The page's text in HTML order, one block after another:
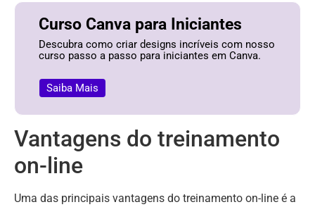
Curso Canva para Iniciantes
Descubra como criar designs incríveis com nosso
curso passo a passo para iniciantes em Canva.
Saiba Mais
Vantagens do treinamento
on-line
Uma das principais vantagens do treinamento on-line é a